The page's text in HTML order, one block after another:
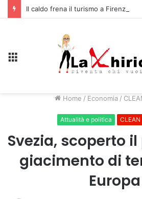
Home / Economia /
Attualità e politica CLEAN
Svezia, scoperto
giacimento di
Europa